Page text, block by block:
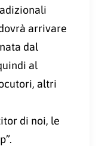
arrivare
dal
al
altri
di noi, le